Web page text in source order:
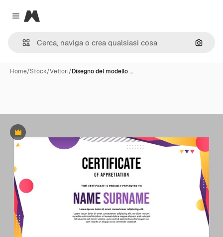
Close menu
Magnific
Cerca
Home/Stock/Vettori/Disegno del modello …
Premium